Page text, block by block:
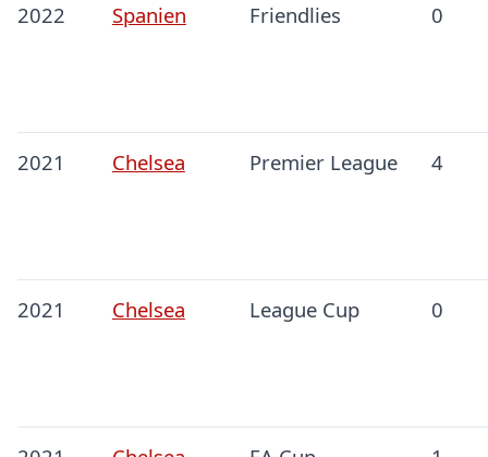
2022 Spanien Friendlies 0
2021 Chelsea Premier League 4
2021 Chelsea League Cup 0